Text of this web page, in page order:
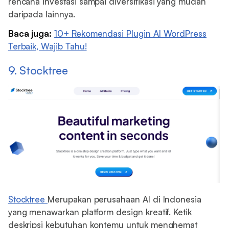
daripada lainnya.
Baca juga: 10+ Rekomendasi Plugin AI WordPress
Terbaik, Wajib Tahu!
9. Stocktree
Stocktree Merupakan perusahaan AI di Indonesia
yang menawarkan platform design kreatif. Ketik
deskripsi kebutuhan kontemu untuk menghemat